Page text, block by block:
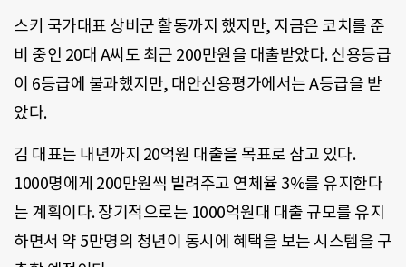
스키 국가대표 상비군 활동까지 했지만, 지금은 코치를 준
비 중인 20대 A씨도 최근 200만원을 대출받았다. 신용등급
이 6등급에 불과했지만, 대안신용평가에서는 A등급을 받
았다.
김 대표는 내년까지 20억원 대출을 목표로 삼고 있다.
1000명에게 200만원씩 빌려주고 연체율 3%를 유지한다
는 계획이다. 장기적으로는 1000억원대 대출 규모를 유지
하면서 약 5만명의 청년이 동시에 혜택을 보는 시스템을 구